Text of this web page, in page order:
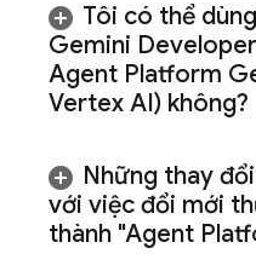
Tôi có thể
Gemini
Agent Platform
Vertex AI) không?
Những thay
với việc đổi mới
thành "Agent